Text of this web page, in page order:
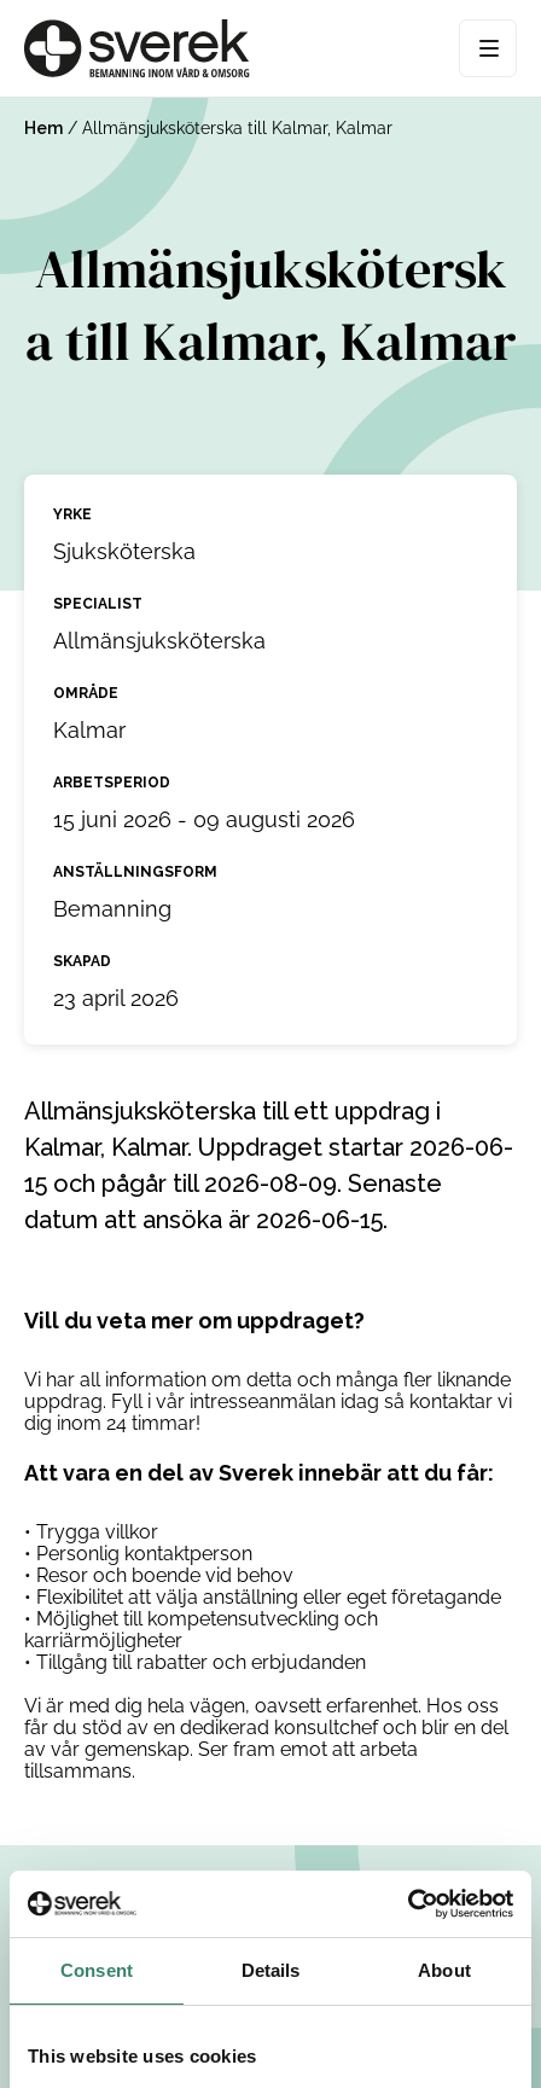
Consent Details About
This website uses cookies
Hem / Allmänsjuksköterska till Kalmar, Kalmar
Allmänsjukskötersk
a till Kalmar, Kalmar
YRKE
Sjuksköterska
SPECIALIST
Allmänsjuksköterska
OMRÅDE
Kalmar
ARBETSPERIOD
15 juni 2026 - 09 augusti 2026
ANSTÄLLNINGSFORM
Bemanning
SKAPAD
23 april 2026
Allmänsjuksköterska till ett uppdrag i
Kalmar, Kalmar. Uppdraget startar 2026-06-
15 och pågår till 2026-08-09. Senaste
datum att ansöka är 2026-06-15.
Vill du veta mer om uppdraget?
Vi har all information om detta och många fler liknande
uppdrag. Fyll i vår intresseanmälan idag så kontaktar vi
dig inom 24 timmar!
Att vara en del av Sverek innebär att du får:
• Trygga villkor
• Personlig kontaktperson
• Resor och boende vid behov
• Flexibilitet att välja anställning eller eget företagande
• Möjlighet till kompetensutveckling och
karriärmöjligheter
• Tillgång till rabatter och erbjudanden
Vi är med dig hela vägen, oavsett erfarenhet. Hos oss
får du stöd av en dedikerad konsultchef och blir en del
av vår gemenskap. Ser fram emot att arbeta
tillsammans.
Intresseanmälan